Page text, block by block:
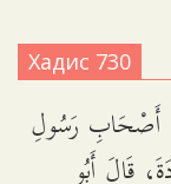
Хадис 730
أَصْحَابِ رَسُولِ
قَالَ أَبُو